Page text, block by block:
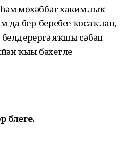
һәм мөхәббәт хакимлыҡ
бер-беребеҙҙе ҡосаҡлап,
яҡшы сәбәп
ҡыҙы бәхетле